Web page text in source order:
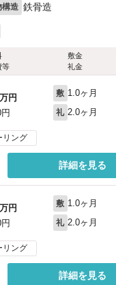
構造 鉄骨造
等
敷金
礼金
円
敷 1.0ヶ月
礼 2.0ヶ月
リング
詳細を見る
円
敷 1.0ヶ月
礼 2.0ヶ月
リング
詳細を見る